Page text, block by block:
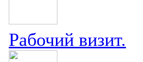
Рабочий визит.